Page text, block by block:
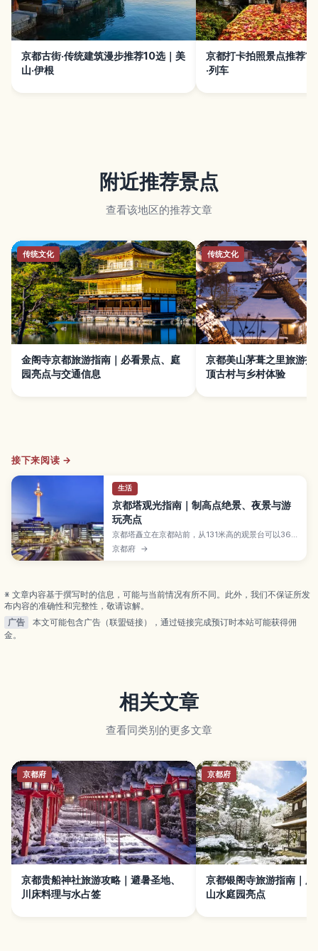
京都古街·传统建筑漫步推荐10选｜美
山·伊根
京都打卡拍照景点推荐15
·列车
附近推荐景点
查看该地区的推荐文章
传统文化
金阁寺京都旅游指南｜必看景点、庭
园亮点与交通信息
传统文化
京都美山茅葺之里旅游指
顶古村与乡村体验
接下来阅读 →
生活
京都塔观光指南｜制高点绝景、夜景与游
玩亮点
京都塔矗立在京都站前，从131米高的观景台可以360
度眺望整座古都与群山，是初次来访者必去的地标。
本文整理了白天与夜晚各自的景色看点、塔内餐饮与
京都府 →
※ 文章内容基于撰写时的信息，可能与当前情况有所不同。此外，我们不保证所发
布内容的准确性和完整性，敬请谅解。
广告
本文可能包含广告（联盟链接），通过链接完成预订时本站可能获得佣
金。
相关文章
查看同类别的更多文章
京都府
京都贵船神社旅游攻略｜避暑圣地、
川床料理与水占签
京都府
京都银阁寺旅游指南｜历
山水庭园亮点